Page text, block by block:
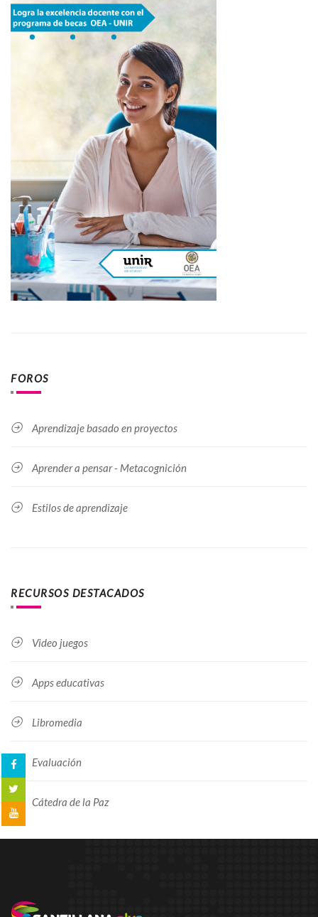
FOROS
Aprendizaje basado en proyectos
Aprender a pensar - Metacognición
Estilos de aprendizaje
RECURSOS DESTACADOS
Video juegos
Apps educativas
Libromedia
Evaluación
Cátedra de la Paz